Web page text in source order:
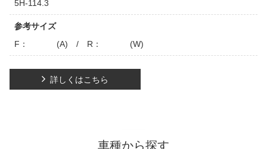
5H-114.3
参考サイズ
F： (A) / R： (W)
詳しくはこちら
車種から探す